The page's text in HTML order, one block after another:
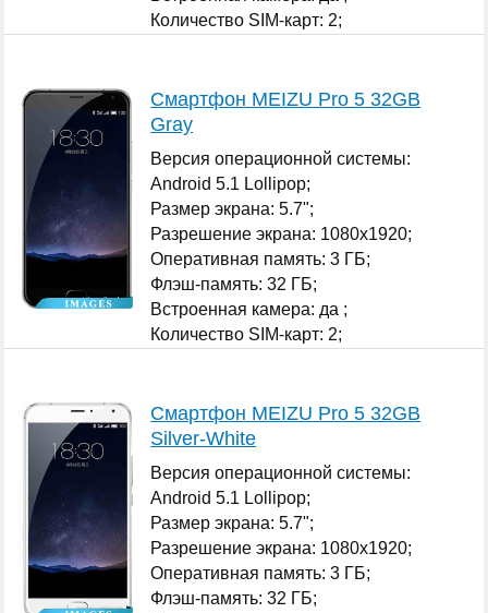
Количество SIM-карт: 2;
Смартфон MEIZU Pro 5 32GB
Gray
Версия операционной системы:
Android 5.1 Lollipop;
Размер экрана: 5.7";
Разрешение экрана: 1080x1920;
Оперативная память: 3 ГБ;
Флэш-память: 32 ГБ;
Встроенная камера: да ;
Количество SIM-карт: 2;
Смартфон MEIZU Pro 5 32GB
Silver-White
Версия операционной системы:
Android 5.1 Lollipop;
Размер экрана: 5.7";
Разрешение экрана: 1080x1920;
Оперативная память: 3 ГБ;
Флэш-память: 32 ГБ;